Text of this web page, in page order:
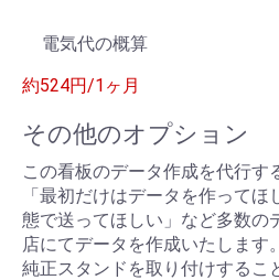
電気代の概算
約524円/1ヶ月
その他のオプション
この看板のデータ作成を代行す
「最初だけはデータを作って
態で送ってほしい」など多数の
店にてデータを作成いたします。
純正スタンドを取り付けするこ